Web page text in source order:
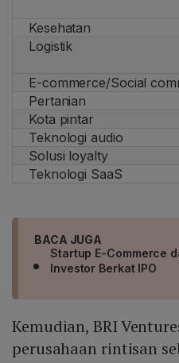
Kesehatan
Logistik
E-commerce/Social
Pertanian
Kota pintar
Teknologi audio
Solusi loyalty
Teknologi SaaS
BACA JUGA
Startup E-Commerce
Investor Berkat IPO
Kemudian, BRI
perusahaan rintisan